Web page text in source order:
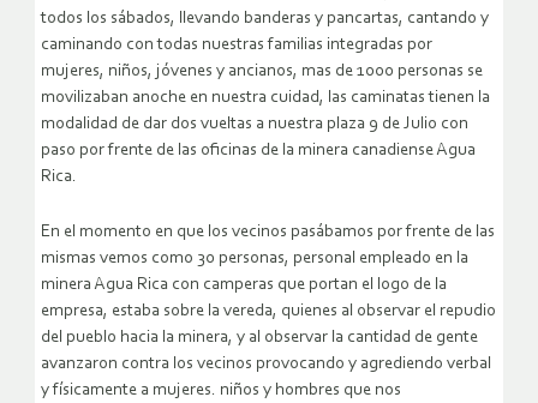
todos los sábados, llevando banderas y pancartas, cantando y
caminando con todas nuestras familias integradas por
mujeres, niños, jóvenes y ancianos, mas de 1000 personas se
movilizaban anoche en nuestra cuidad, las caminatas tienen la
modalidad de dar dos vueltas a nuestra plaza 9 de Julio con
paso por frente de las oficinas de la minera canadiense Agua
Rica.
En el momento en que los vecinos pasábamos por frente de las
mismas vemos como 30 personas, personal empleado en la
minera Agua Rica con camperas que portan el logo de la
empresa, estaba sobre la vereda, quienes al observar el repudio
del pueblo hacia la minera, y al observar la cantidad de gente
avanzaron contra los vecinos provocando y agrediendo verbal
y físicamente a mujeres. niños y hombres que nos